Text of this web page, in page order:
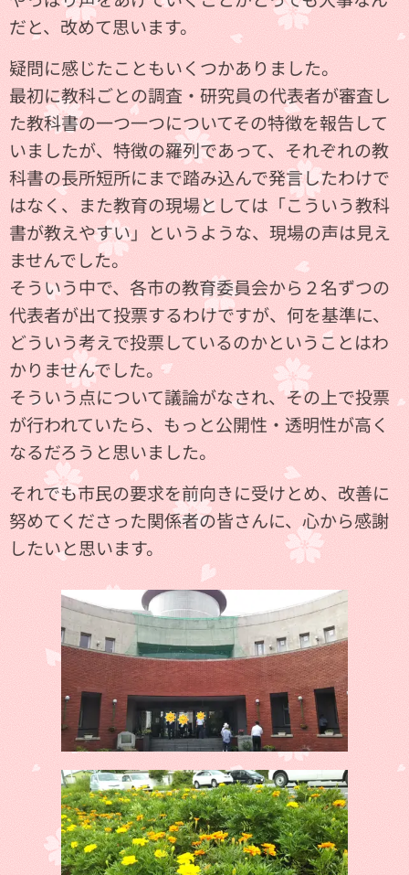
だと、改めて思います。
疑問に感じたこともいくつかありました。
最初に教科ごとの調査・研究員の代表者が審査し
た教科書の一つ一つについてその特徴を報告して
いましたが、特徴の羅列であって、それぞれの教
科書の長所短所にまで踏み込んで発言したわけで
はなく、また教育の現場としては「こういう教科
書が教えやすい」というような、現場の声は見え
ませんでした。
そういう中で、各市の教育委員会から２名ずつの
代表者が出て投票するわけですが、何を基準に、
どういう考えで投票しているのかということはわ
かりませんでした。
そういう点について議論がなされ、その上で投票
が行われていたら、もっと公開性・透明性が高く
なるだろうと思いました。
それでも市民の要求を前向きに受けとめ、改善に
努めてくださった関係者の皆さんに、心から感謝
したいと思います。